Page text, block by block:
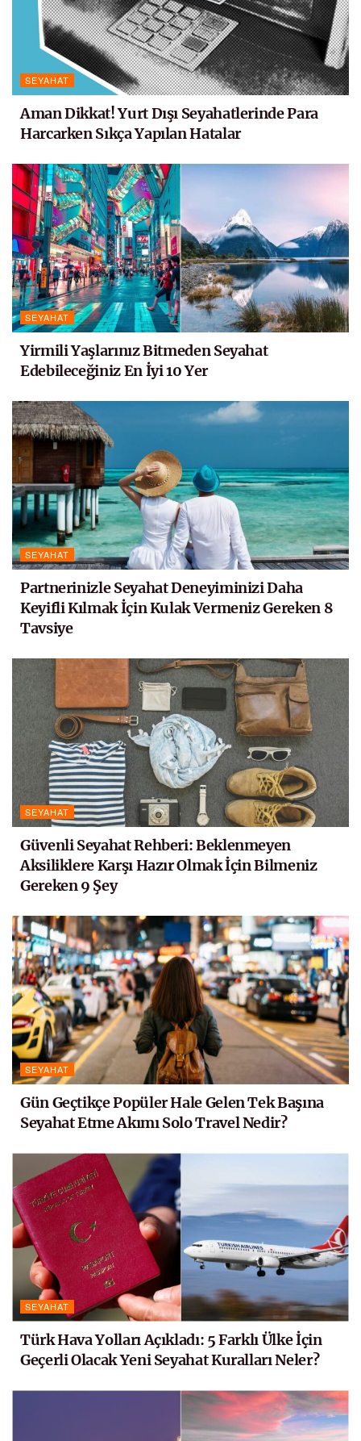
SEYAHAT
Aman Dikkat! Yurt Dışı Seyahatlerinde Para
Harcarken Sıkça Yapılan Hatalar
SEYAHAT
Yirmili Yaşlarınız Bitmeden Seyahat
Edebileceğiniz En İyi 10 Yer
SEYAHAT
Partnerinizle Seyahat Deneyiminizi Daha
Keyifli Kılmak İçin Kulak Vermeniz Gereken 8
Tavsiye
SEYAHAT
Güvenli Seyahat Rehberi: Beklenmeyen
Aksiliklere Karşı Hazır Olmak İçin Bilmeniz
Gereken 9 Şey
SEYAHAT
Gün Geçtikçe Popüler Hale Gelen Tek Başına
Seyahat Etme Akımı Solo Travel Nedir?
SEYAHAT
Türk Hava Yolları Açıkladı: 5 Farklı Ülke İçin
Geçerli Olacak Yeni Seyahat Kuralları Neler?